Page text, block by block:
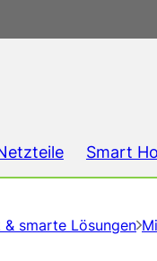
Smart
& smarte Lösungen